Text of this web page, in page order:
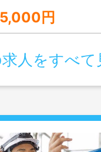
円
人をすべて